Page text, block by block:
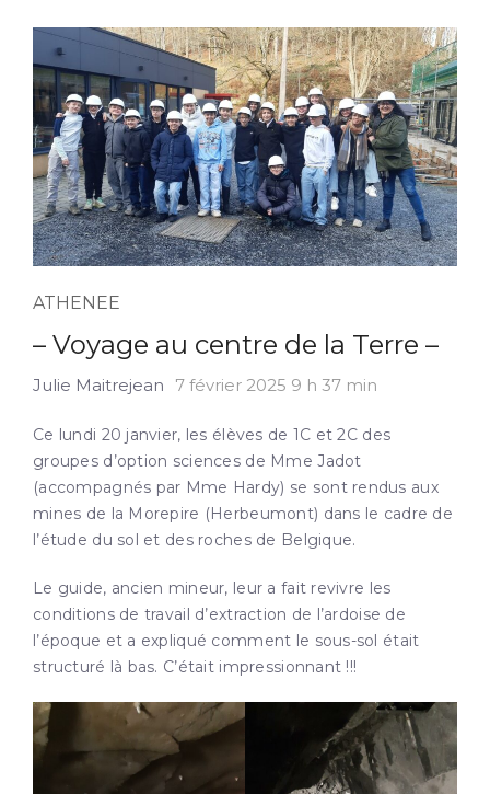
ATHENEE
– Voyage au centre de la Terre –
Julie Maitrejean 7 février 2025 9 h 37 min
Ce lundi 20 janvier, les élèves de 1C et 2C des
groupes d’option sciences de Mme Jadot
(accompagnés par Mme Hardy) se sont rendus aux
mines de la Morepire (Herbeumont) dans le cadre de
l’étude du sol et des roches de Belgique.
Le guide, ancien mineur, leur a fait revivre les
conditions de travail d’extraction de l’ardoise de
l’époque et a expliqué comment le sous-sol était
structuré là bas. C’était impressionnant !!!